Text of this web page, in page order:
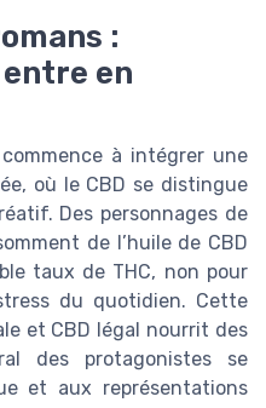
:
en
à intégrer une
où le CBD se distingue
Des personnages de
de l’huile de CBD
taux de THC, non pour
du quotidien. Cette
et CBD légal nourrit des
des protagonistes se
et aux représentations